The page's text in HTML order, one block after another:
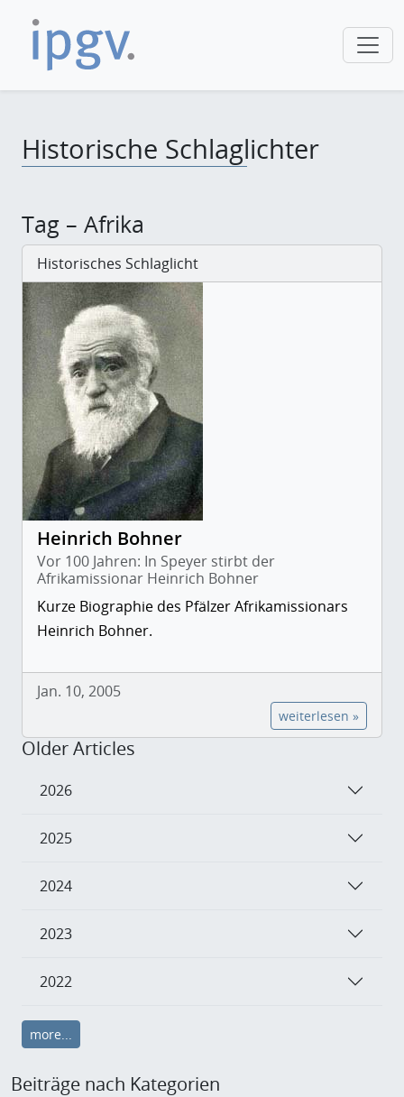
Historische Schlaglichter
Tag – Afrika
Historisches Schlaglicht
Heinrich Bohner
Vor 100 Jahren: In Speyer stirbt der
Afrikamissionar Heinrich Bohner
Kurze Biographie des Pfälzer Afrikamissionars
Heinrich Bohner.
Jan. 10, 2005
weiterlesen »
Older Articles
2026
2025
2024
2023
2022
more...
Beiträge nach Kategorien